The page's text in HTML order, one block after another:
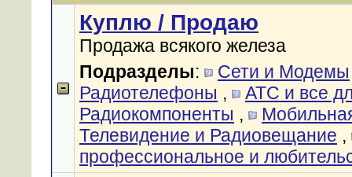
Куплю / Продаю
Продажа всякого железа
Подразделы:
Сети и Модемы
Радиотелефоны ,
АТС и все
Радиокомпоненты ,
Телевидение и Радиовещание ,
профессиональное и